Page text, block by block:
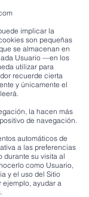
implicar la
son pequeñas
se almacenan en
Usuario —en los
utilizar para
recuerde cierta
y únicamente el
la hacen más
de navegación.
automáticos de
a las preferencias
durante su visita al
como Usuario,
y el uso del Sitio
ejemplo, ayudar a